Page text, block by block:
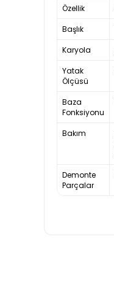
Özellik
Başlık
Karyola
Yatak
Ölçüsü
Baza
Fonksiyonu
Bakım
Demonte
Parçalar